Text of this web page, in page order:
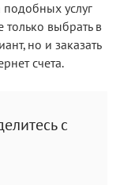
услуг
только выбрать в
но и заказать
счета.
с